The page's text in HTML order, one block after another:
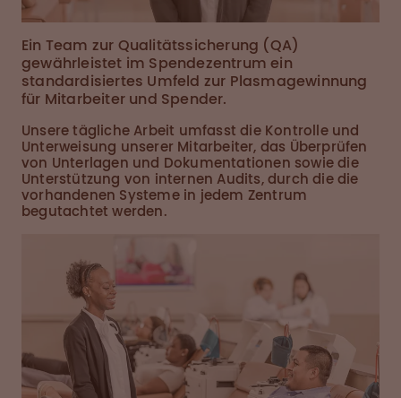
Ein Team zur Qualitätssicherung (QA)
gewährleistet im Spendezentrum ein
standardisiertes Umfeld zur Plasmagewinnung
für Mitarbeiter und Spender.
Unsere tägliche Arbeit umfasst die Kontrolle und
Unterweisung unserer Mitarbeiter, das Überprüfen
von Unterlagen und Dokumentationen sowie die
Unterstützung von internen Audits, durch die die
vorhandenen Systeme in jedem Zentrum
begutachtet werden.